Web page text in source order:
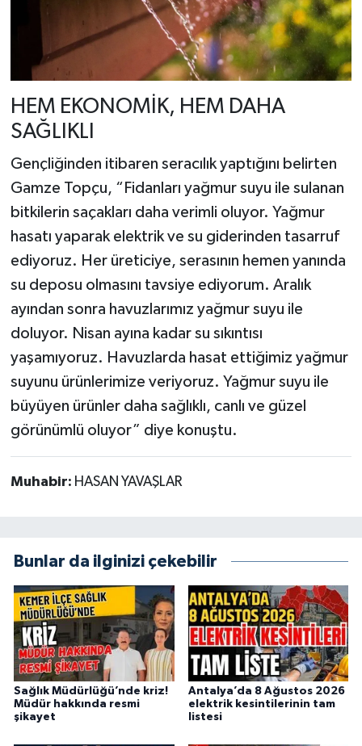
HEM EKONOMİK, HEM DAHA
SAĞLIKLI
Gençliğinden itibaren seracılık yaptığını belirten
Gamze Topçu, “Fidanları yağmur suyu ile sulanan
bitkilerin saçakları daha verimli oluyor. Yağmur
hasatı yaparak elektrik ve su giderinden tasarruf
ediyoruz. Her üreticiye, serasının hemen yanında
su deposu olmasını tavsiye ediyorum. Aralık
ayından sonra havuzlarımız yağmur suyu ile
doluyor. Nisan ayına kadar su sıkıntısı
yaşamıyoruz. Havuzlarda hasat ettiğimiz yağmur
suyunu ürünlerimize veriyoruz. Yağmur suyu ile
büyüyen ürünler daha sağlıklı, canlı ve güzel
görünümlü oluyor” diye konuştu.
Muhabir: HASAN YAVAŞLAR
Bunlar da ilginizi çekebilir
Sağlık Müdürlüğü’nde kriz!
Müdür hakkında resmi
şikayet
Antalya’da 8 Ağustos 2026
elektrik kesintilerinin tam
listesi